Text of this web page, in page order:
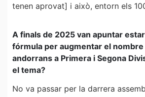
tenen aprovat] i això, entorn els
A finals de 2025 van apuntar
fórmula per augmentar el
andorrans a Primera i Segona
el tema?
No va passar per la darrera